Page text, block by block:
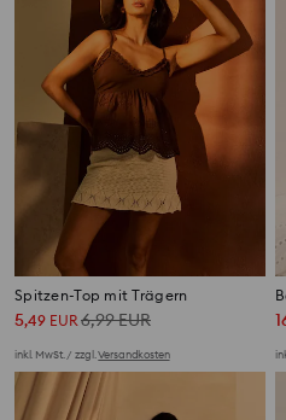
Spitzen-Top mit Trägern
5,49 EUR6,99EUR
inkl. MwSt. / zzgl.Versandkosten